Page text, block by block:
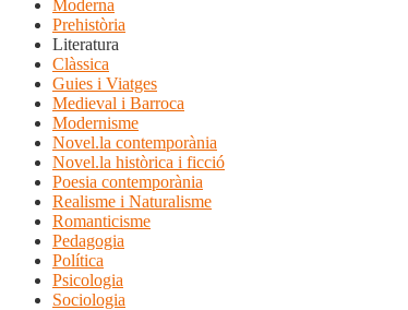
Moderna
Prehistòria
Literatura
Clàssica
Guies i Viatges
Medieval i Barroca
Modernisme
Novel.la contemporània
Novel.la històrica i ficció
Poesia contemporània
Realisme i Naturalisme
Romanticisme
Pedagogia
Política
Psicologia
Sociologia